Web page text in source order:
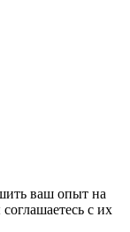
ваш опыт на
с их